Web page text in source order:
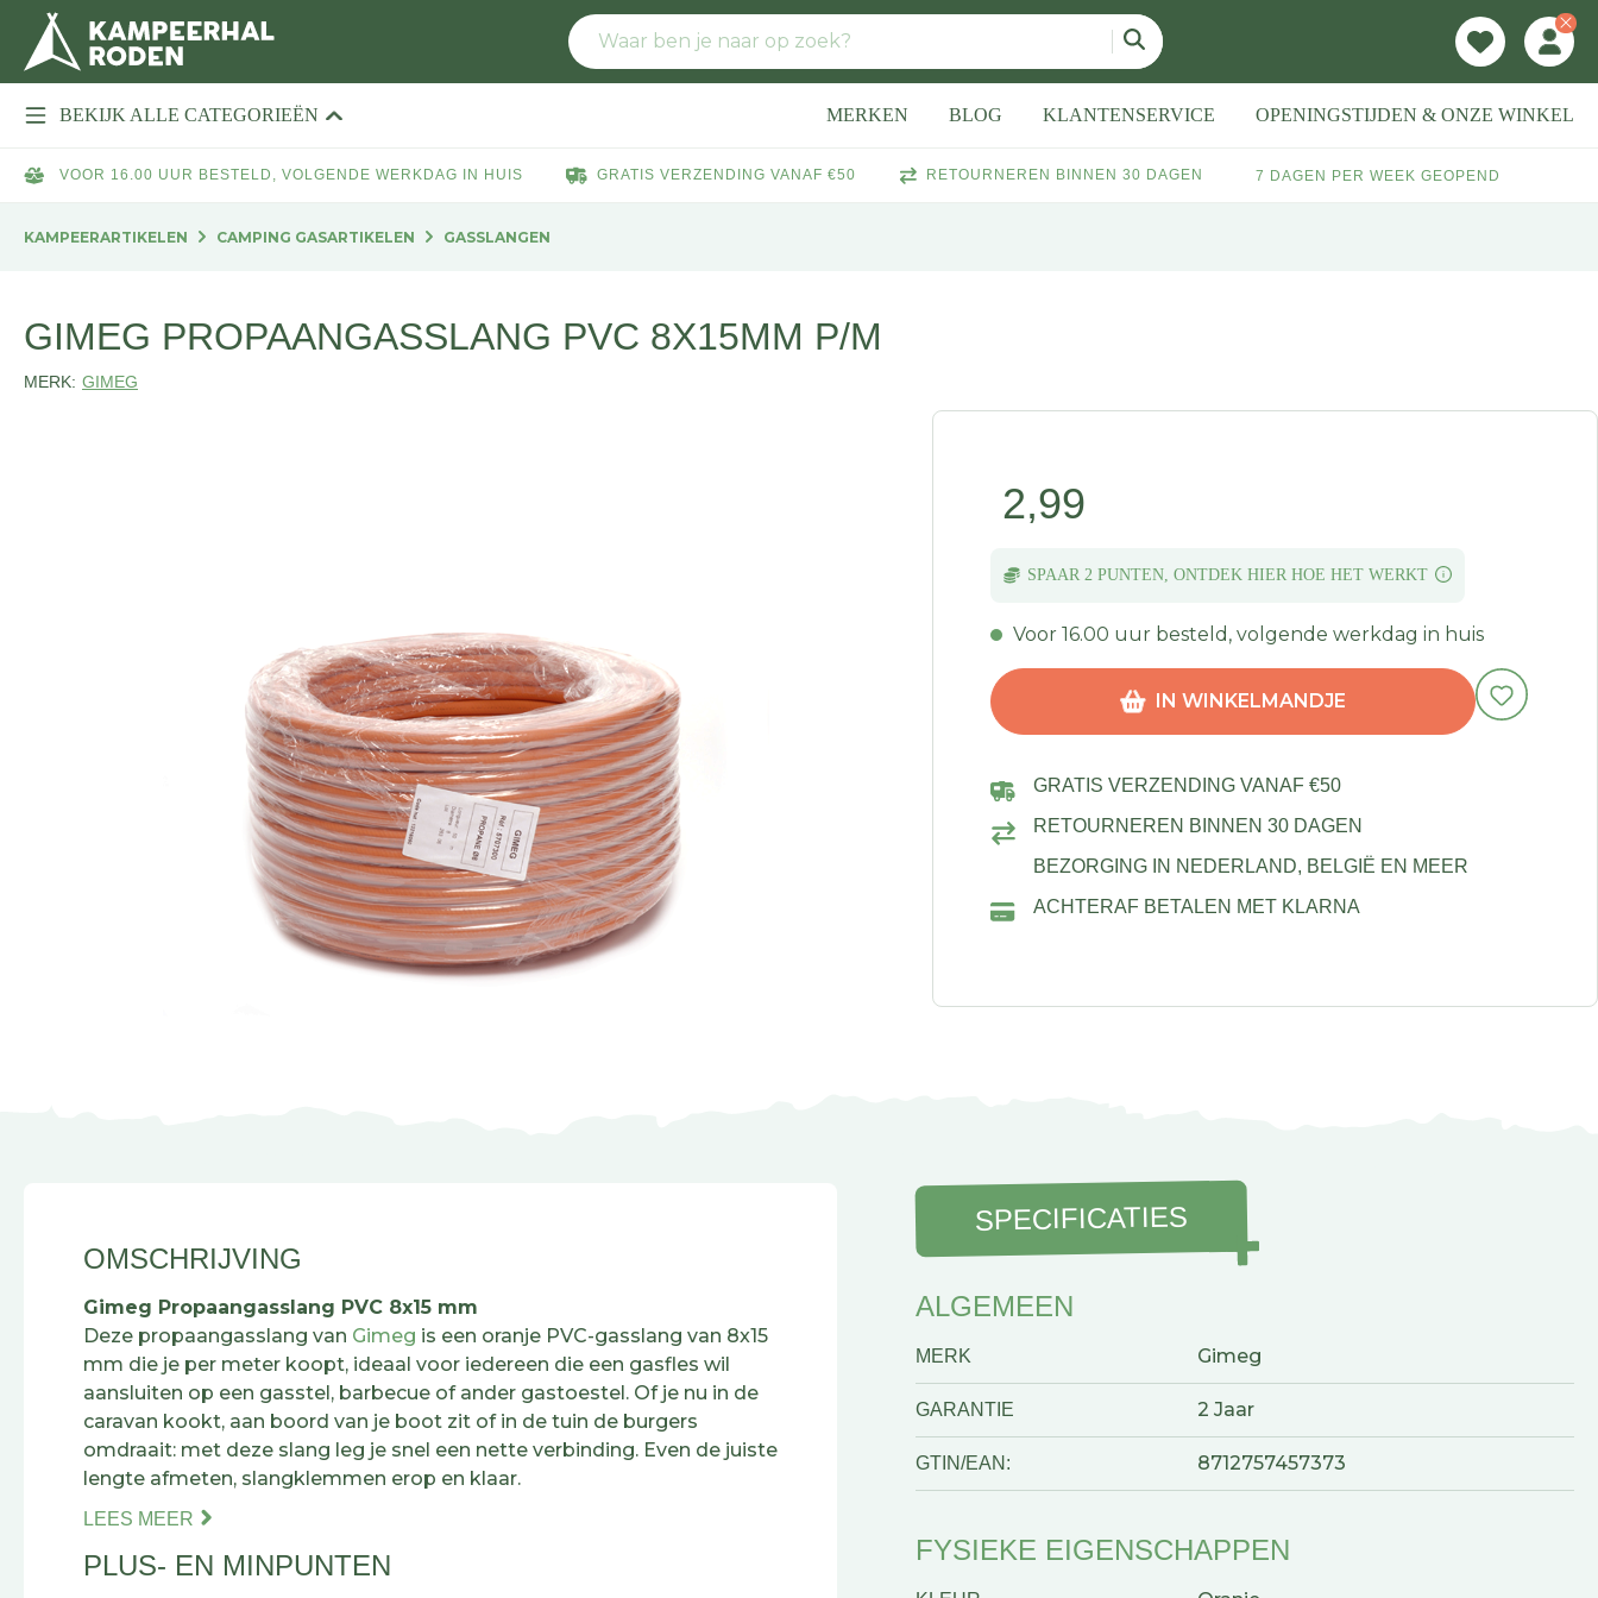
BEKIJK ALLE CATEGORIEËN MERKEN BLOG KLANTENSERVICE OPENINGSTIJDEN & ONZE WINKEL
VOOR 16.00 UUR BESTELD, VOLGENDE WERKDAG IN HUIS GRATIS VERZENDING VANAF €50 RETOURNEREN BINNEN 30 DAGEN 7 DAGEN PER WEEK GEOPEND
KAMPEERARTIKELEN CAMPING GASARTIKELEN GASSLANGEN
GIMEG PROPAANGASSLANG PVC 8X15MM P/M
MERK: GIMEG
2,99
SPAAR 2 PUNTEN, ONTDEK HIER HOE HET WERKT
Voor 16.00 uur besteld, volgende werkdag in huis
IN WINKELMANDJE
GRATIS VERZENDING VANAF €50
RETOURNEREN BINNEN 30 DAGEN
BEZORGING IN NEDERLAND, BELGIË EN MEER
ACHTERAF BETALEN MET KLARNA
OMSCHRIJVING
Gimeg Propaangasslang PVC 8x15 mm
Deze propaangasslang van Gimeg is een oranje PVC-gasslang van 8x15
mm die je per meter koopt, ideaal voor iedereen die een gasfles wil
aansluiten op een gasstel, barbecue of ander gastoestel. Of je nu in de
caravan kookt, aan boord van je boot zit of in de tuin de burgers
omdraait: met deze slang leg je snel een nette verbinding. Even de juiste
lengte afmeten, slangklemmen erop en klaar.
overtollige slang die ergens in een krat belanden, geen verspilling. Het
LEES MEER
PLUS- EN MINPUNTEN
SPECIFICATIES
ALGEMEEN
MERK Gimeg
GARANTIE 2 Jaar
GTIN/EAN: 8712757457373
FYSIEKE EIGENSCHAPPEN